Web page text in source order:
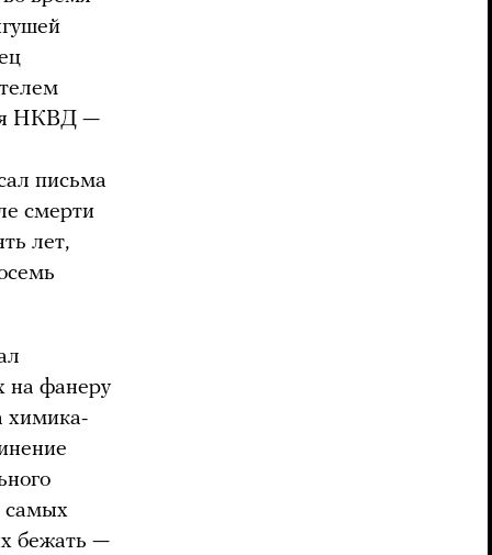
НКВД —
письма
смерти
лет,
на фанеру
химика-
самых
бежать —